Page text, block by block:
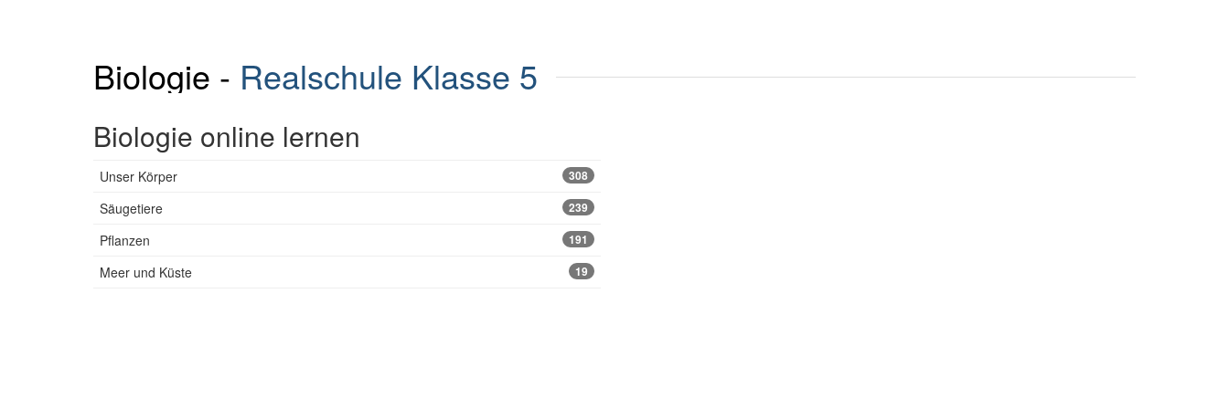
Biologie - Realschule Klasse 5
Biologie online lernen
Unser Körper 308
Säugetiere 239
Pflanzen 191
Meer und Küste 19